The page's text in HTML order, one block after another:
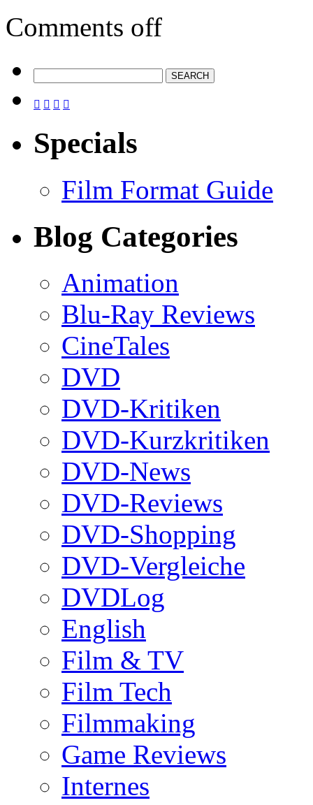
Comments off
   
Specials
Film Format Guide
Blog Categories
Animation
Blu-Ray Reviews
CineTales
DVD
DVD-Kritiken
DVD-Kurzkritiken
DVD-News
DVD-Reviews
DVD-Shopping
DVD-Vergleiche
DVDLog
English
Film & TV
Film Tech
Filmmaking
Game Reviews
Internes